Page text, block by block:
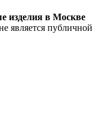
изделия в Москве
является публичной